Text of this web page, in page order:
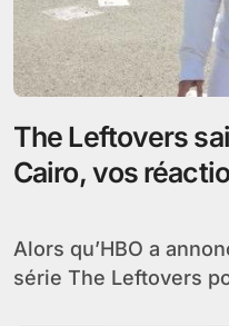
The Leftovers
Cairo, vos
Alors qu’HBO a annoncé le renouvellement de la
série The Leftovers